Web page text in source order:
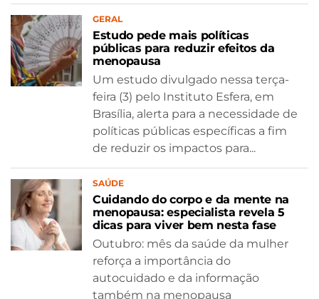
GERAL
Estudo pede mais políticas
públicas para reduzir efeitos da
menopausa
Um estudo divulgado nessa terça-
feira (3) pelo Instituto Esfera, em
Brasília, alerta para a necessidade de
políticas públicas específicas a fim
de reduzir os impactos para...
SAÚDE
Cuidando do corpo e da mente na
menopausa: especialista revela 5
dicas para viver bem nesta fase
Outubro: mês da saúde da mulher
reforça a importância do
autocuidado e da informação
também na menopausa